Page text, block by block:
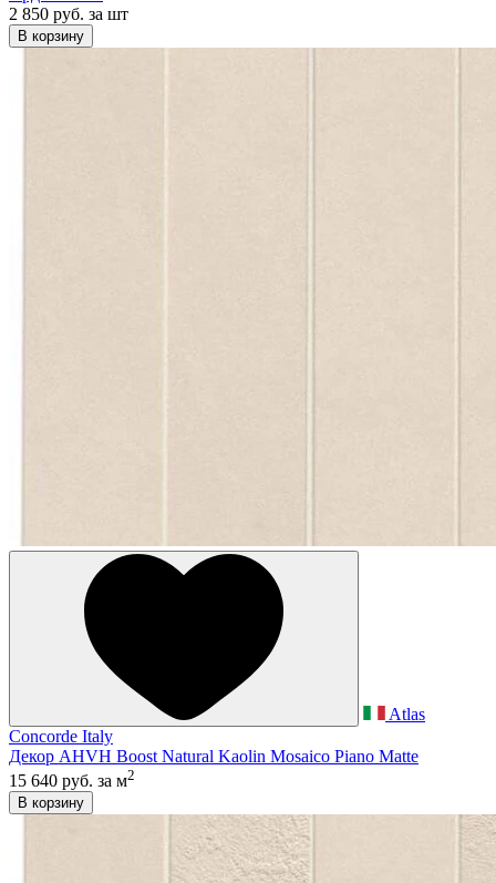
2 850 руб. за шт
В корзину
Atlas
Concorde Italy
Декор AHVH Boost Natural Kaolin Mosaico Piano Matte
15 640 руб. за м2
В корзину